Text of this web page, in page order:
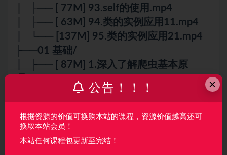
│ ├── [ 77M] 93.self的使用.mp4
│ ├── [ 63M] 94.类的实例应用11.mp4
│ └── [137M] 95.类的实例应用21.mp4
├──01 基础/
│ ├── [ 87M] 1.深入了解爬虫基本原
│ ├── [ 45K] 1.理解网络爬虫.docx
础.mp4
│ ├── [ 69K] 2.爬虫开发网络基础知
×
公告！！！
根据资源的价值可换购本站的课程，资源价值越高还可
换取本站会员！
本站任何课程包更新至完结！